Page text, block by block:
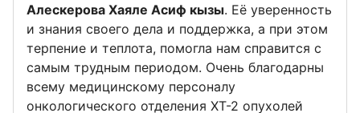
Алескерова Хаяле Асиф кызы. Её уверенность
и знания своего дела и поддержка, а при этом
терпение и теплота, помогла нам справится с
самым трудным периодом. Очень благодарны
всему медицинскому персоналу
онкологического отделения ХТ-2 опухолей